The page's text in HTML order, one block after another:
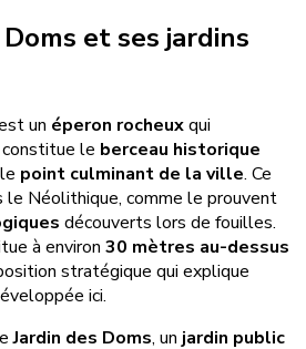
et ses jardins
un éperon rocheuxqui
le berceau historique
point culminant de la ville. Ce
le Néolithique, comme le prouvent
découverts lors de fouilles.
à environ 30 mètres au-dessus
stratégique qui explique
ici.
Jardin des Doms, un jardin public